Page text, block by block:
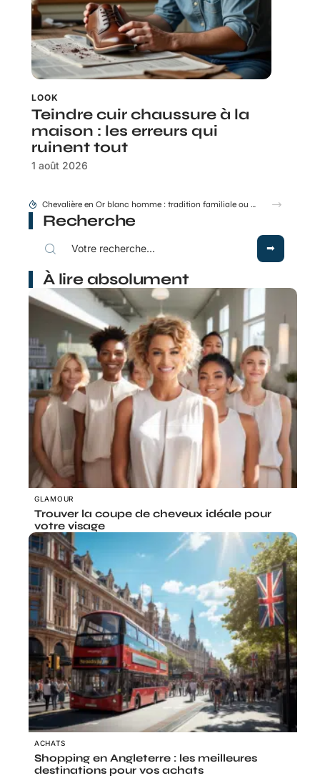
LOOK
Teindre cuir chaussure à la
maison : les erreurs qui
ruinent tout
1 août 2026
Montant Stil ML 48 50 : conseils de pose et d’entraxe
Recherche
À lire absolument
GLAMOUR
Trouver la coupe de cheveux idéale pour
votre visage
ACHATS
Shopping en Angleterre : les meilleures
destinations pour vos achats